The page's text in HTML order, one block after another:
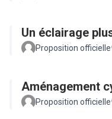
Un éclairage
Proposition officielle
Aménagement
Proposition officielle